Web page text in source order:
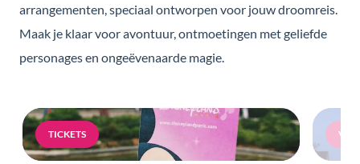
arrangementen, speciaal ontworpen voor jouw droomreis.
Maak je klaar voor avontuur, ontmoetingen met geliefde
personages en ongeëvenaarde magie.
TICKETS